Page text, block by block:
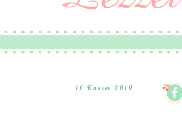
16 Kasım 2010